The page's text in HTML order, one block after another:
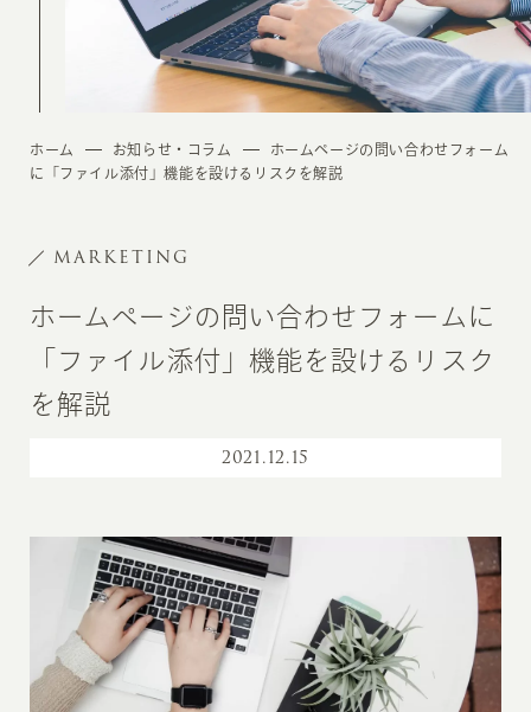
ホーム お知らせ・コラム
ホームページの問い合わせフォーム
に「ファイル添付」機能を設けるリスクを解説
MARKETING
ホームページの問い合わせフォームに
「ファイル添付」機能を設けるリスク
を解説
2021.12.15